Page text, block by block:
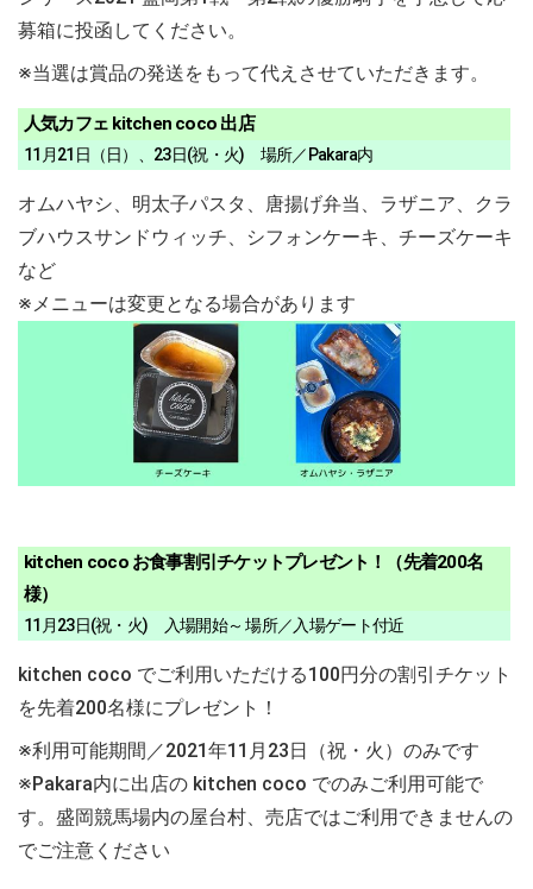
募箱に投函してください。
※当選は賞品の発送をもって代えさせていただきます。
人気カフェ kitchen coco 出店
11月21日（日）、23日(祝・火) 場所／Pakara内
オムハヤシ、明太子パスタ、唐揚げ弁当、ラザニア、クラ
ブハウスサンドウィッチ、シフォンケーキ、チーズケーキ
など
※メニューは変更となる場合があります
kitchen coco お食事割引チケットプレゼント！（先着200名
様）
11月23日(祝・火) 入場開始～ 場所／入場ゲート付近
kitchen coco でご利用いただける100円分の割引チケット
を先着200名様にプレゼント！
※利用可能期間／2021年11月23日（祝・火）のみです
※Pakara内に出店の kitchen coco でのみご利用可能で
す。盛岡競馬場内の屋台村、売店ではご利用できませんの
でご注意ください